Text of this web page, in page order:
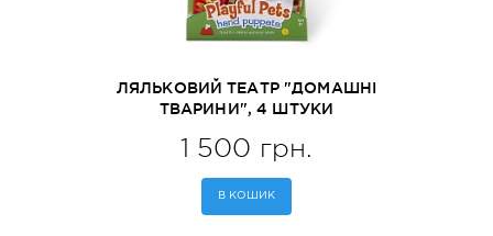
ЛЯЛЬКОВИЙ ТЕАТР "ДОМАШНІ
ТВАРИНИ", 4 ШТУКИ
1 500 грн.
В КОШИК